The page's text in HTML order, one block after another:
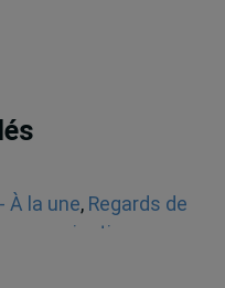
À la une, Regards de